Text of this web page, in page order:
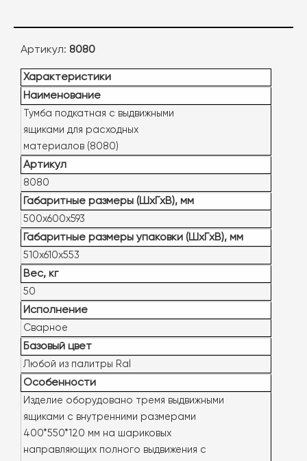
Артикул: 8080
Характеристики
Наименование
Тумба подкатная с выдвижными
ящиками для расходных
материалов (8080)
Артикул
8080
Габаритные размеры (ШxГxВ), мм
500х600х593
Габаритные размеры упаковки (ШxГxВ), мм
510х610х553
Вес, кг
50
Исполнение
Сварное
Базовый цвет
Любой из палитры Ral
Особенности
Изделие оборудовано тремя выдвижными
ящиками с внутренними размерами
400*550*120 мм на шариковых
направляющих полного выдвижения с